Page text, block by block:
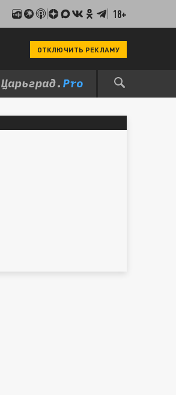
18+
ОТКЛЮЧИТЬ РЕКЛАМУ